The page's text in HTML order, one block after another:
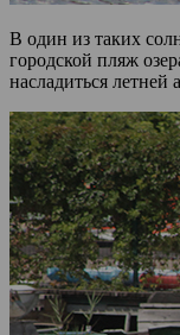
В один из таких
городской пляж
насладиться летней